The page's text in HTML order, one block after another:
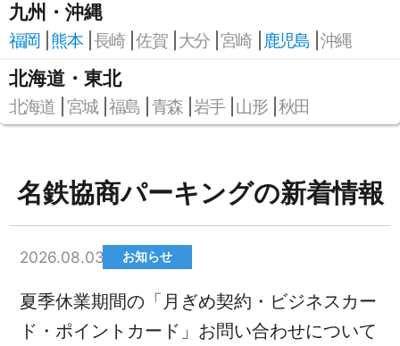
九州・沖縄
福岡 熊本 長崎 佐賀 大分 宮崎 鹿児島 沖縄
北海道・東北
北海道 宮城 福島 青森 岩手 山形 秋田
名鉄協商パーキングの新着情報
2026.08.03 お知らせ
夏季休業期間の「月ぎめ契約・ビジネスカー
ド・ポイントカード」お問い合わせについて